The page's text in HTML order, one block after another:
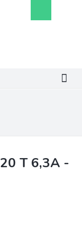
košík
T 6,3A -